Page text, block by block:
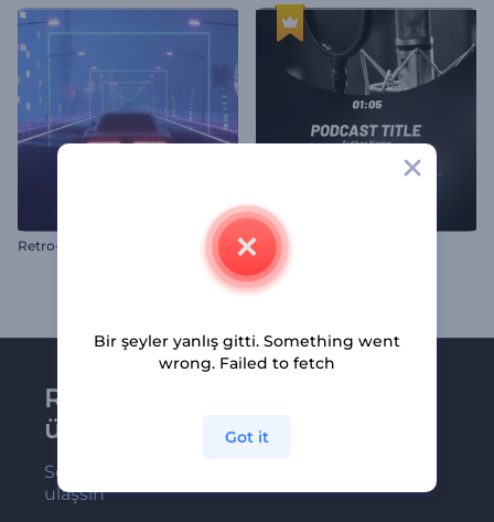
Podcast Ses Görselleştirici
Renderforest bültenine
üye olun
Son haber ve tekliflerimiz ilk olarak size
ulaşsın
Bir şeyler yanlış gitti. Something went
wrong. Failed to fetch
Got it